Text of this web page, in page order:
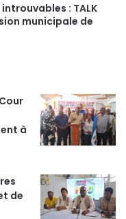
: TALK
municipale de
à
de